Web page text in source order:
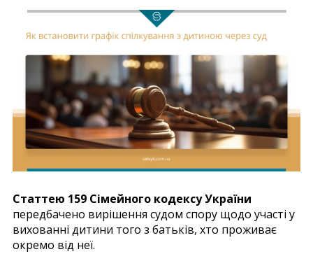
Статтею 159 Сімейного кодексу України
передбачено вирішення судом спору щодо участі у
вихованні дитини того з батьків, хто проживає
окремо від неї.